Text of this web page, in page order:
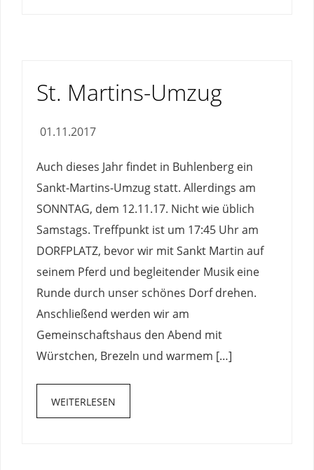
St. Martins-Umzug
01.11.2017
Auch dieses Jahr findet in Buhlenberg ein
Sankt-Martins-Umzug statt. Allerdings am
SONNTAG, dem 12.11.17. Nicht wie üblich
Samstags. Treffpunkt ist um 17:45 Uhr am
DORFPLATZ, bevor wir mit Sankt Martin auf
seinem Pferd und begleitender Musik eine
Runde durch unser schönes Dorf drehen.
Anschließend werden wir am
Gemeinschaftshaus den Abend mit
Würstchen, Brezeln und warmem […]
WEITERLESEN